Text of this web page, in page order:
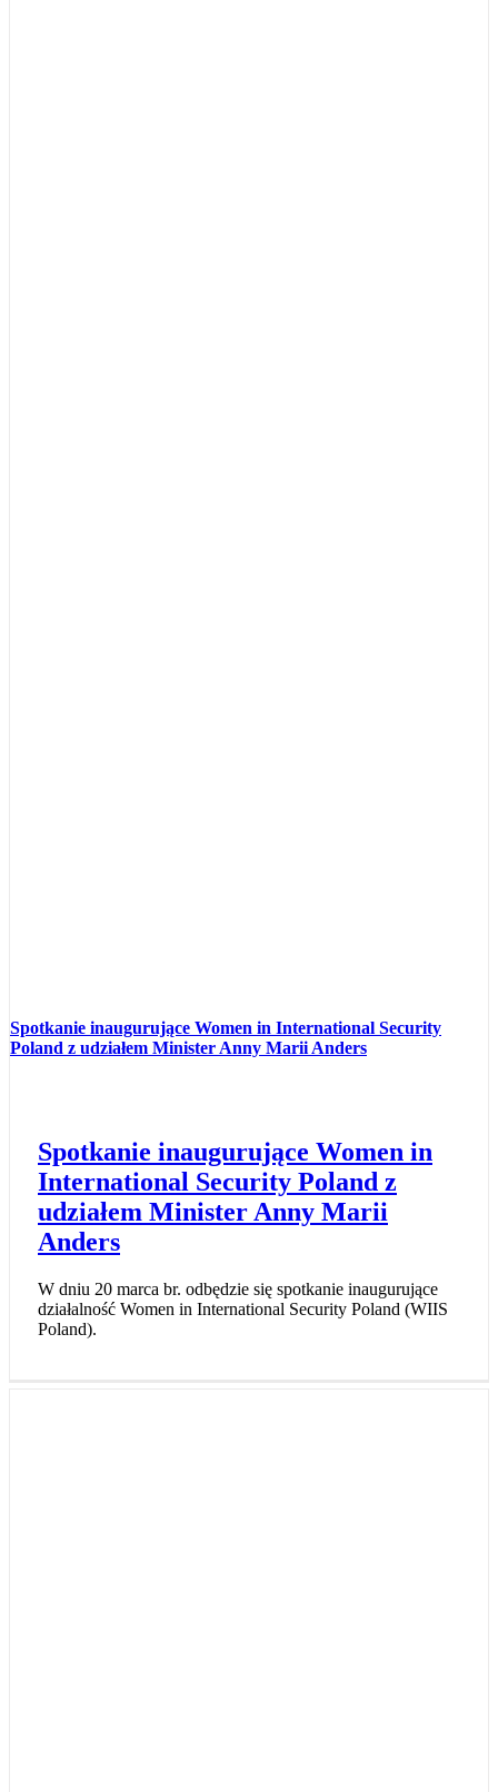
Spotkanie inaugurujące Women in International Security
Poland z udziałem Minister Anny Marii Anders
Spotkanie inaugurujące Women in
International Security Poland z
udziałem Minister Anny Marii
Anders
W dniu 20 marca br. odbędzie się spotkanie inaugurujące
działalność Women in International Security Poland (WIIS
Poland).